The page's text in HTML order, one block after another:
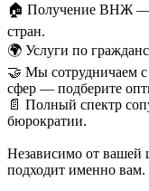
🏠 Получение ВНЖ —
стран.
🌍 Услуги по
🤝 Мы сотрудничаем
сфер — подберите
📄 Полный спектр
бюрократии.
Независимо от вашей
подходит именно вам.